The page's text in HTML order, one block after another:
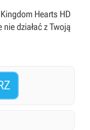
Hearts HD
działać z Twoją